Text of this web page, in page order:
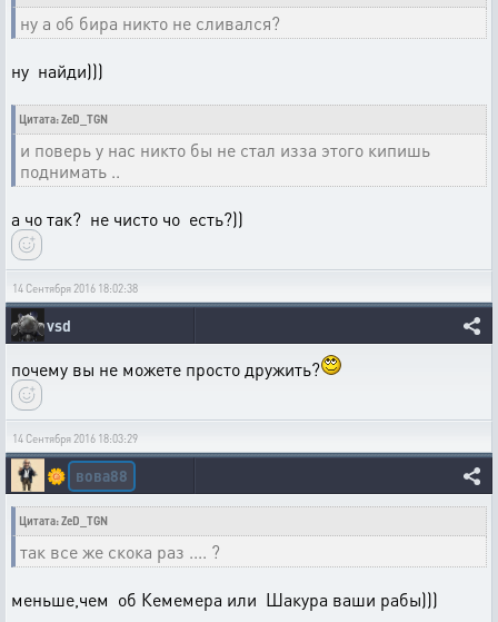
ну а об бира никто не сливался?
ну найди)))
Цитата: ZeD_TGN
и поверь у нас никто бы не стал изза этого кипишь
поднимать ..
а чо так? не чисто чо есть?))
14 Сентября 2016 18:02:38
vsd
почему вы не можете просто дружить?
14 Сентября 2016 18:03:29
🌼 вова88
Цитата: ZeD_TGN
так все же скока раз .... ?
меньше,чем об Кемемера или Шакура ваши рабы)))